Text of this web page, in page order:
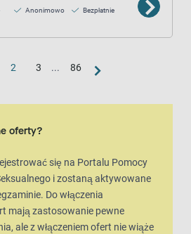
Anonimowo Bezpłatnie
2 3 ... 86
oferty?
się na Portalu Pomocy
i zostaną aktywowane
Do włączenia
mają zastosowanie pewne
ale z włączeniem ofert nie wiąże